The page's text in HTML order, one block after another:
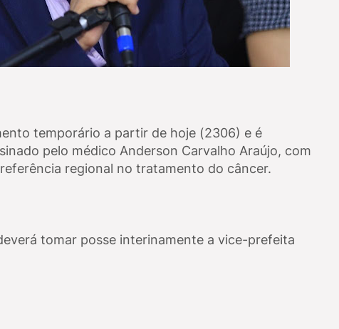
temporário a partir de hoje (2306) e é
pelo médico Anderson Carvalho Araújo, com
regional no tratamento do câncer.
tomar posse interinamente a vice-prefeita